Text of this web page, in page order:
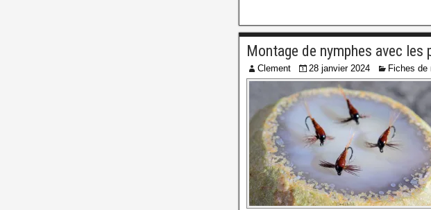
Montage de nymphes avec
Clement 28 janvier 2024 Fiches de